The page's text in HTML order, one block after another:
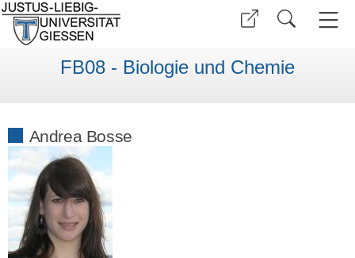
FB08 - Biologie und Chemie
Andrea Bosse